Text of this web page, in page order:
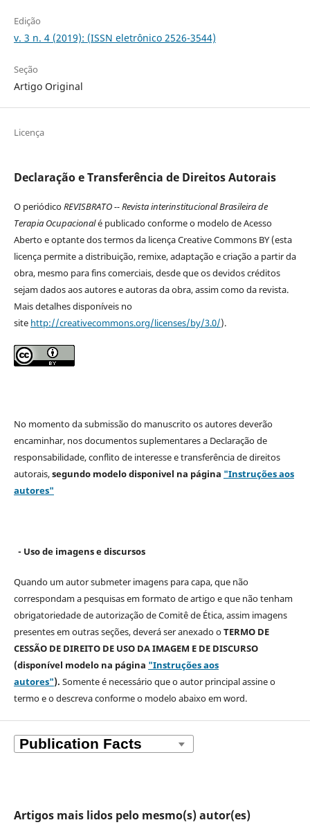
Edição
v. 3 n. 4 (2019): (ISSN eletrônico 2526-3544)
Seção
Artigo Original
Licença
Declaração e Transferência de Direitos Autorais
O periódicoREVISBRATO -- Revista interinstitucional Brasileira de
Terapia Ocupacionalé publicado conforme o modelo de Acesso
Aberto e optante dos termos da licença Creative Commons BY (esta
licença permite a distribuição, remixe, adaptação e criação a partir da
obra, mesmo para fins comerciais, desde que os devidos créditos
sejam dados aos autores e autoras da obra, assim como da revista.
Mais detalhes disponíveis no
site http://creativecommons.org/licenses/by/3.0/).
No momento da submissão do manuscrito os autores deverão
encaminhar, nos documentos suplementares a Declaração de
responsabilidade, conflito de interesse e transferência de direitos
autorais,segundo modelodisponivel na página "Instruções aos
autores"
- Uso de imagens e discursos
Quando um autor submeter imagens para capa, que não
correspondam a pesquisas em formato de artigo e que não tenham
obrigatoriedade de autorização de Comitê de Ética, assim imagens
presentes em outras seções, deverá ser anexado oTERMO DE
CESSÃO DE DIREITO DE USO DA IMAGEM E DE DISCURSO
(disponível modelo na página "Instruções aos
autores"). Somente é necessário que o autor principal assine o
termo e o descrevaconforme o modelo abaixo em word.
Artigos mais lidos pelo mesmo(s) autor(es)